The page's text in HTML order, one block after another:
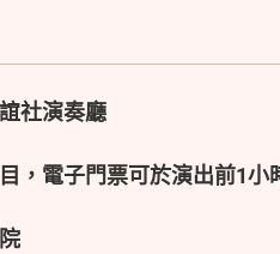
社演奏廳
，電子門票可於演出前1